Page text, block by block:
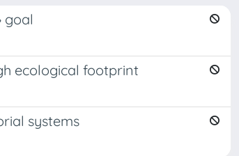
goal
ecological footprint
systems